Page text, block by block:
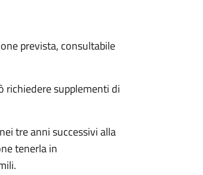
prevista, consultabile
richiedere supplementi di
tre anni successivi alla
tenerla in